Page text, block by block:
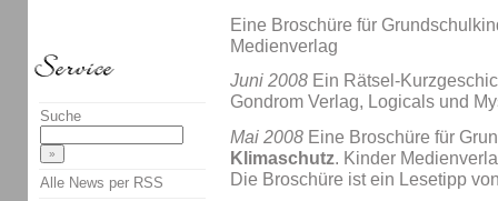
Eine Broschüre für
Medienverlag
Juni 2008 Ein Rätsel-
Gondrom Verlag, Logicals und
Mai 2008 Eine Broschüre für
Klimaschutz. Kinder
Die Broschüre ist ein Lesetipp
Suche
Alle News per RSS